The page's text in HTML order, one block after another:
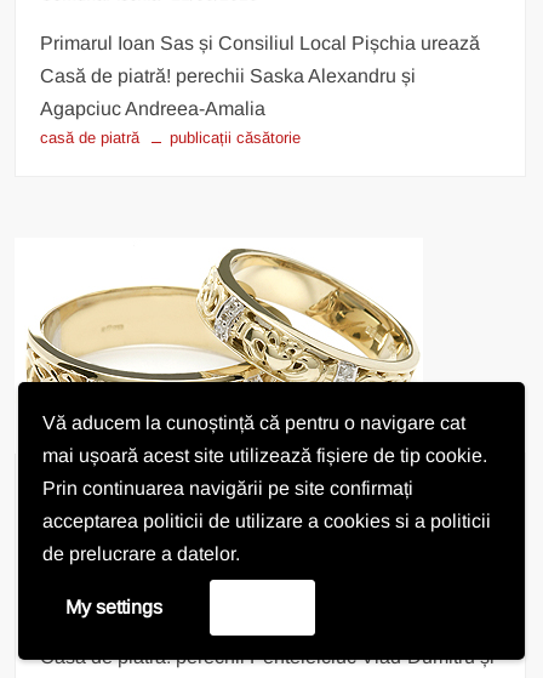
Vă aducem la cunoștință că pentru o navigare cat
mai ușoară acest site utilizează fișiere de tip cookie.
Prin continuarea navigării pe site confirmați
acceptarea politicii de utilizare a cookies si a politicii
de prelucrare a datelor.
My settings
Primarul Ioan Sas și Consiliul Local Pișchia urează
Casă de piatră! perechii Saska Alexandru și
Agapciuc Andreea-Amalia
casă de piatră publicații căsătorie
Stare Civilă
Casă de piatră!
Primarul Ioan Sas și Consiliul Local Pișchia urează
Casă de piatră! perechii Penteleiciuc Vlad-Dumitru și